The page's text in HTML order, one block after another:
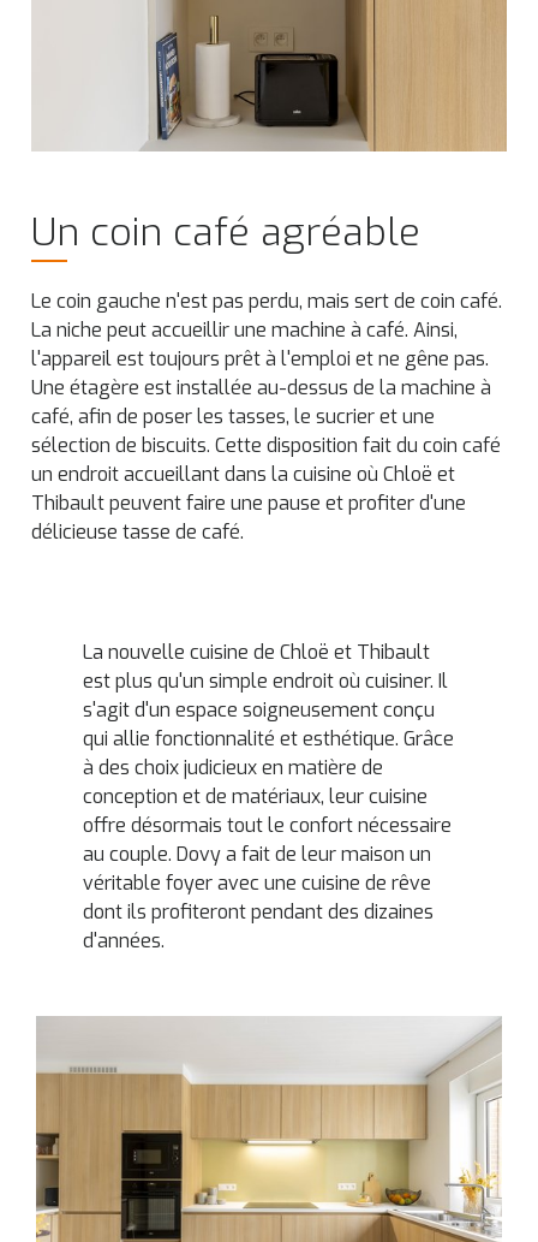
Un coin café agréable
Le coin gauche n'est pas perdu, mais sert de coin café.
La niche peut accueillir une machine à café. Ainsi,
l'appareil est toujours prêt à l'emploi et ne gêne pas.
Une étagère est installée au-dessus de la machine à
café, afin de poser les tasses, le sucrier et une
sélection de biscuits. Cette disposition fait du coin café
un endroit accueillant dans la cuisine où Chloë et
Thibault peuvent faire une pause et profiter d'une
délicieuse tasse de café.
La nouvelle cuisine de Chloë et Thibault
est plus qu'un simple endroit où cuisiner. Il
s'agit d'un espace soigneusement conçu
qui allie fonctionnalité et esthétique. Grâce
à des choix judicieux en matière de
conception et de matériaux, leur cuisine
offre désormais tout le confort nécessaire
au couple. Dovy a fait de leur maison un
véritable foyer avec une cuisine de rêve
dont ils profiteront pendant des dizaines
d'années.